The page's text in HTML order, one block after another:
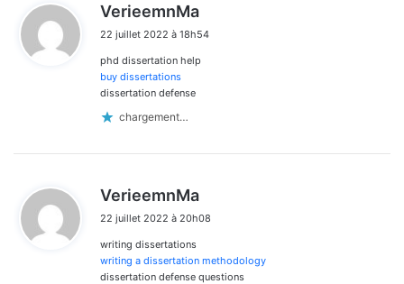
VerieemnMa
t
22 juillet 2022 à 18h54
phd dissertation help
buy dissertations
dissertation defense
chargement…
VerieemnMa
t
22 juillet 2022 à 20h08
writing dissertations
writing a dissertation methodology
dissertation defense questions